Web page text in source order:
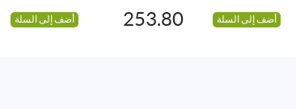
أضف إلى السلة 253.80 أضف إلى السلة